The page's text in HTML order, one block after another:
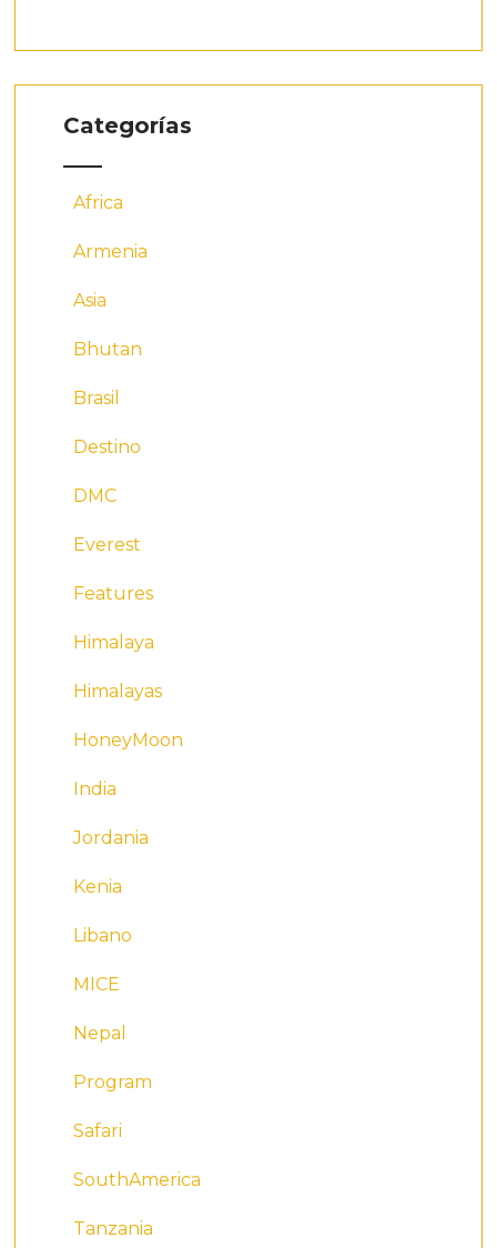
Categorías
Africa
Armenia
Asia
Bhutan
Brasil
Destino
DMC
Everest
Features
Himalaya
Himalayas
HoneyMoon
India
Jordania
Kenia
Libano
MICE
Nepal
Program
Safari
SouthAmerica
Tanzania